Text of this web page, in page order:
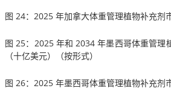
图 24：2025 年加拿大体重管理植物补充剂
图 25：2025 年和 2034 年墨西哥体重管理
（十亿美元）（按形式）
图 26：2025 年墨西哥体重管理植物补充剂